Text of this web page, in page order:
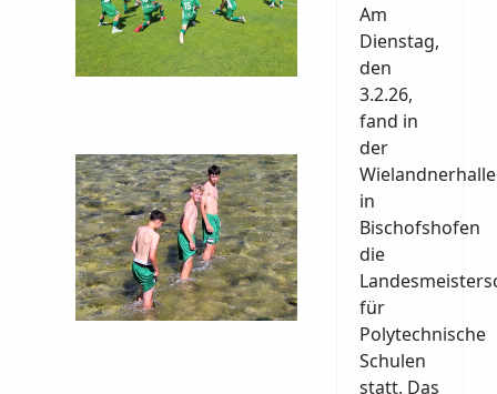
Am
Dienstag,
den
3.2.26,
fand in
der
Wielandnerhalle
in
Bischofshofen
die
für
Polytechnische
Schulen
statt. Das